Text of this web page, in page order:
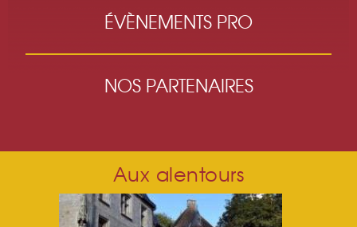
ÉVÈNEMENTS PRO
NOS PARTENAIRES
Aux alentours